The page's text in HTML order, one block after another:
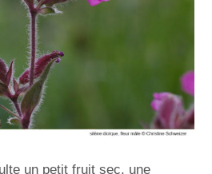
un petit fruit sec, une